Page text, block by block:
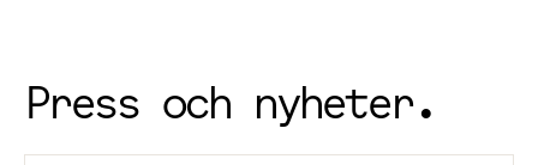
Press och nyheter.